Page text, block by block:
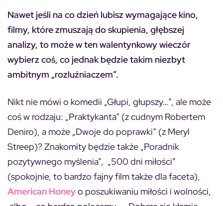
Nawet jeśli na co dzień lubisz wymagające kino,
filmy, które zmuszają do skupienia, głębszej
analizy, to może w ten walentynkowy wieczór
wybierz coś, co jednak będzie takim niezbyt
ambitnym „rozluźniaczem”.
Nikt nie mówi o komedii „Głupi, głupszy…”, ale może
coś w rodzaju: „Praktykanta” (z cudnym Robertem
Deniro), a może „Dwoje do poprawki” (z Meryl
Streep)? Znakomity będzie także „Poradnik
pozytywnego myślenia”, „500 dni miłości”
(spokojnie, to bardzo fajny film także dla faceta),
American Honeyo poszukiwaniu miłości i wolności,